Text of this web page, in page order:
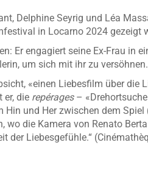
Delphine Seyrig und Léa
in Locarno 2024 gezeigt
Er engagiert seine Ex-Frau in
um sich mit ihr zu versöhnen.
«einen Liebesfilm über die
er, die repérages –
und Her zwischen dem
wo die Kamera von Renato
der Liebesgefühle.“